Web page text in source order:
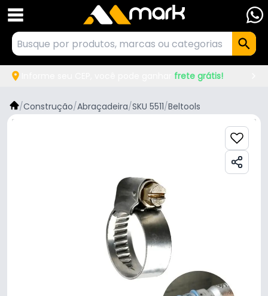
frete grátis!
/Construção/Abraçadeira/SKU 5511/Beltools